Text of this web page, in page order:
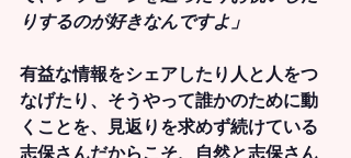
りするのが好きなんですよ」
有益な情報をシェアしたり人と人をつ
なげたり、そうやって誰かのために動
くことを、見返りを求めず続けている
志保さんだからこそ、自然と志保さん